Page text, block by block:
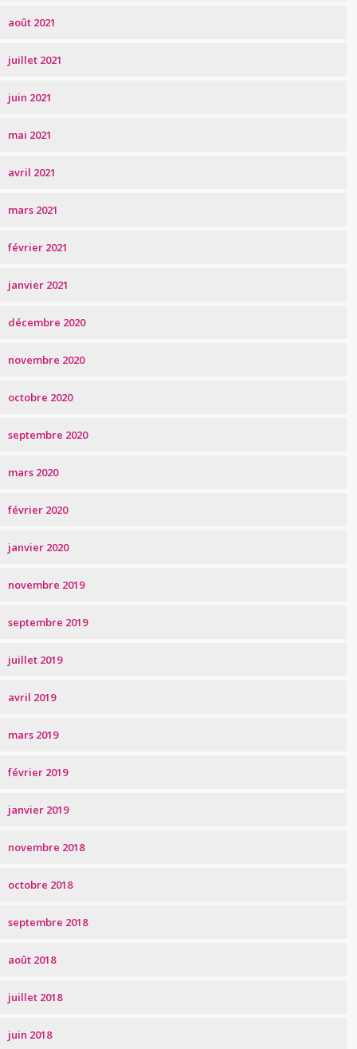
août 2021
juillet 2021
juin 2021
mai 2021
avril 2021
mars 2021
février 2021
janvier 2021
décembre 2020
novembre 2020
octobre 2020
septembre 2020
mars 2020
février 2020
janvier 2020
novembre 2019
septembre 2019
juillet 2019
avril 2019
mars 2019
février 2019
janvier 2019
novembre 2018
octobre 2018
septembre 2018
août 2018
juillet 2018
juin 2018